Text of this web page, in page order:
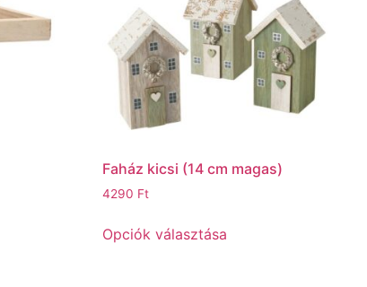
Faház kicsi (14 cm magas)
4290 Ft
Opciók választása